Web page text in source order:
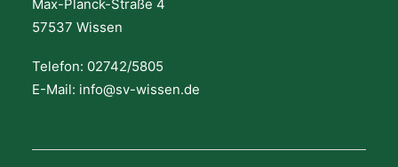
Max-Planck-Straße 4
57537 Wissen
Telefon: 02742/5805
E-Mail: info@sv-wissen.de